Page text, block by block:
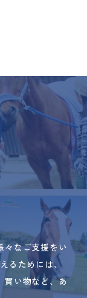
々なご支援をい
るためには、
買い物など、あ